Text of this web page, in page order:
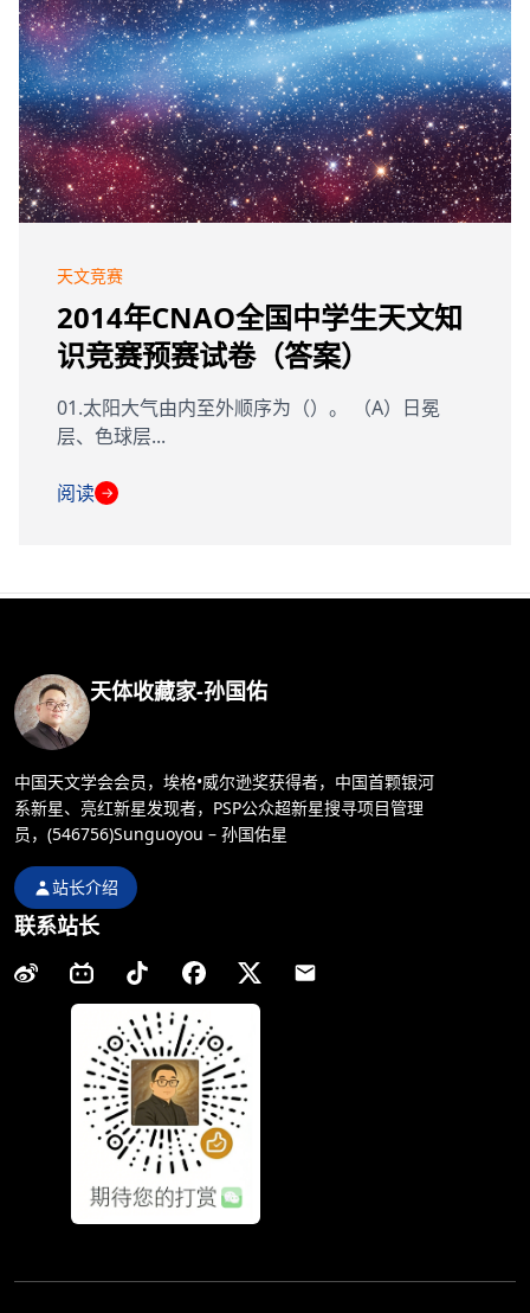
天文竞赛
2014年CNAO全国中学生天文知
识竞赛预赛试卷（答案）
01.太阳大气由内至外顺序为（）。 （A）日冕
层、色球层...
阅读 →
天体收藏家-孙国佑
中国天文学会会员，埃格•威尔逊奖获得者，中国首颗银河
系新星、亮红新星发现者，PSP公众超新星搜寻项目管理
员，(546756)Sunguoyou – 孙国佑星
站长介绍
联系站长